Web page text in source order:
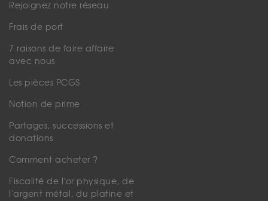
Rejoignez notre réseau
Frais de port
7 raisons de faire affaire
avec nous
Les pièces PCGS
Notion de prime
Partages, successions et
donations
Comment acheter ?
Fiscalité de l'or physique, de
l'argent métal, du platine et